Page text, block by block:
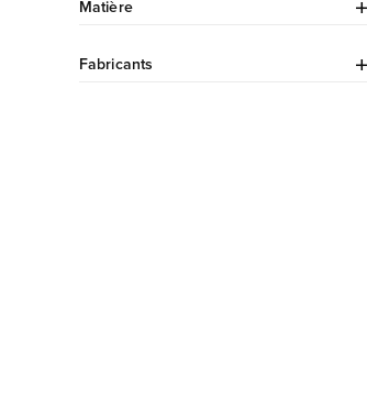
Matière
Fabricants